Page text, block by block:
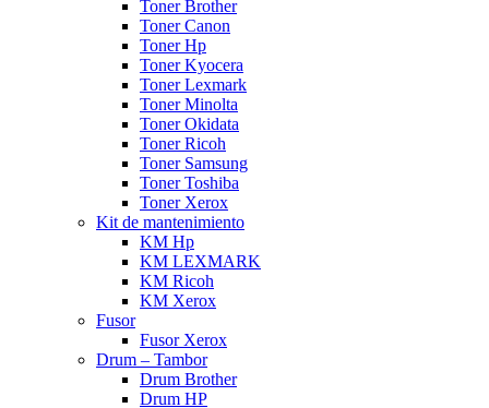
Toner Brother
Toner Canon
Toner Hp
Toner Kyocera
Toner Lexmark
Toner Minolta
Toner Okidata
Toner Ricoh
Toner Samsung
Toner Toshiba
Toner Xerox
Kit de mantenimiento
KM Hp
KM LEXMARK
KM Ricoh
KM Xerox
Fusor
Fusor Xerox
Drum – Tambor
Drum Brother
Drum HP